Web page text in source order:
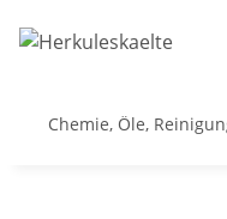
Chemie, Öle,